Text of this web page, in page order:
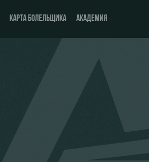
КАРТА БОЛЕЛЬЩИКА АКАДЕМИЯ
О Клубе
Спонсоры
Стать партнером